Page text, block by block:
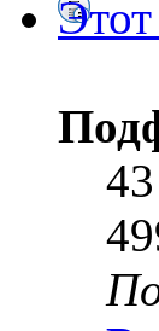
Этот
43